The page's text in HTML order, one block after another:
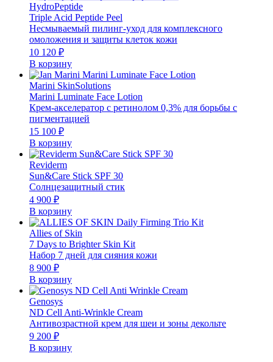
HydroPeptide
Triple Acid Peptide Peel
Несмываемый пилинг-уход для комплексного
омоложения и защиты клеток кожи
10 120 ₽
В корзину
Marini SkinSolutions
Marini Luminate Face Lotion
Крем-акселератор c ретинолом 0,3% для борьбы с
пигментацией
15 100 ₽
В корзину
Reviderm
Sun&Care Stick SPF 30
Солнцезащитный стик
4 900 ₽
В корзину
Allies of Skin
7 Days to Brighter Skin Kit
Набор 7 дней для сияния кожи
8 900 ₽
В корзину
Genosys
ND Cell Anti-Wrinkle Cream
Антивозрастной крем для шеи и зоны декольте
9 200 ₽
В корзину